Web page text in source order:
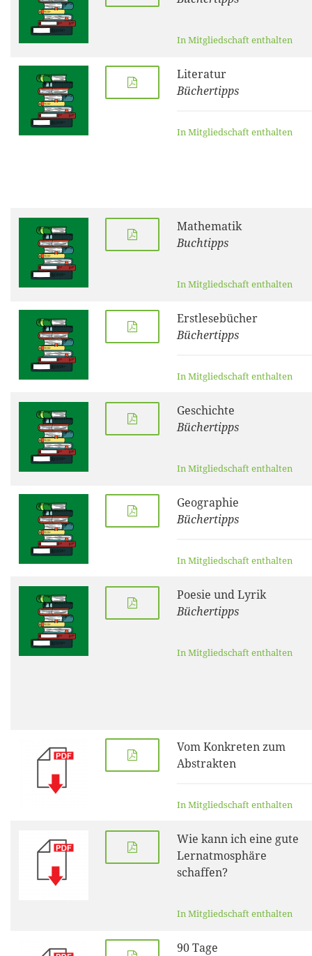
In Mitgliedschaft enthalten
Literatur
Büchertipps
In Mitgliedschaft enthalten
Mathematik
Buchtipps
In Mitgliedschaft enthalten
Erstlesebücher
Büchertipps
In Mitgliedschaft enthalten
Geschichte
Büchertipps
In Mitgliedschaft enthalten
Geographie
Büchertipps
In Mitgliedschaft enthalten
Poesie und Lyrik
Büchertipps
In Mitgliedschaft enthalten
Vom Konkreten zum
Abstrakten
In Mitgliedschaft enthalten
Wie kann ich eine gute
Lernatmosphäre
schaffen?
In Mitgliedschaft enthalten
90 Tage